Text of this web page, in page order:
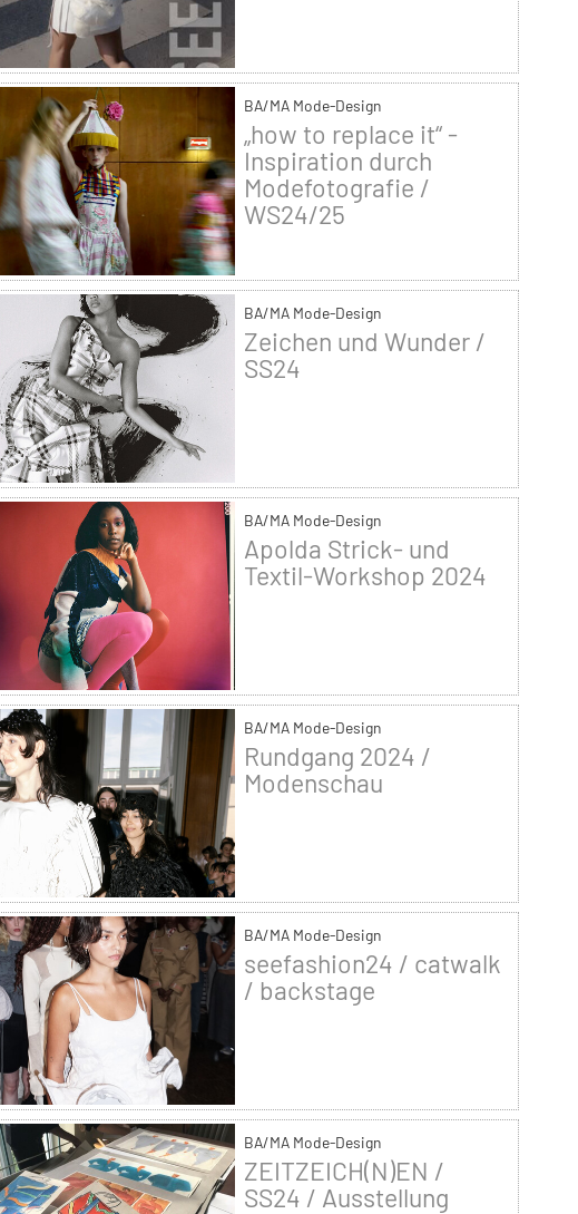
BA/MA Mode-Design
„how to replace it“ -
Inspiration durch
Modefotografie /
WS24/25
BA/MA Mode-Design
Zeichen und Wunder /
SS24
BA/MA Mode-Design
Apolda Strick- und
Textil-Workshop 2024
BA/MA Mode-Design
Rundgang 2024 /
Modenschau
BA/MA Mode-Design
seefashion24 / catwalk
/ backstage
BA/MA Mode-Design
ZEITZEICH(N)EN /
SS24 / Ausstellung